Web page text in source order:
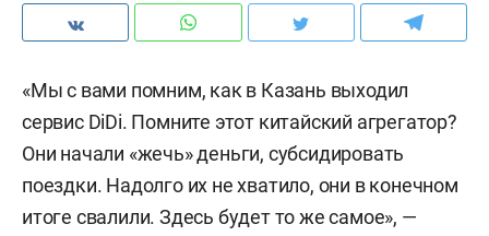
«Мы с вами помним, как в Казань выходил
сервис DiDi. Помните этот китайский агрегатор?
Они начали «жечь» деньги, субсидировать
поездки. Надолго их не хватило, они в конечном
итоге свалили. Здесь будет то же самое», —